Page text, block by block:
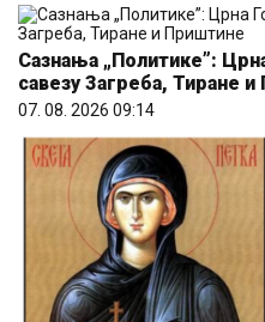
Сазнања „Политике”:
савезу Загреба, Тиране
07. 08. 2026 09:14